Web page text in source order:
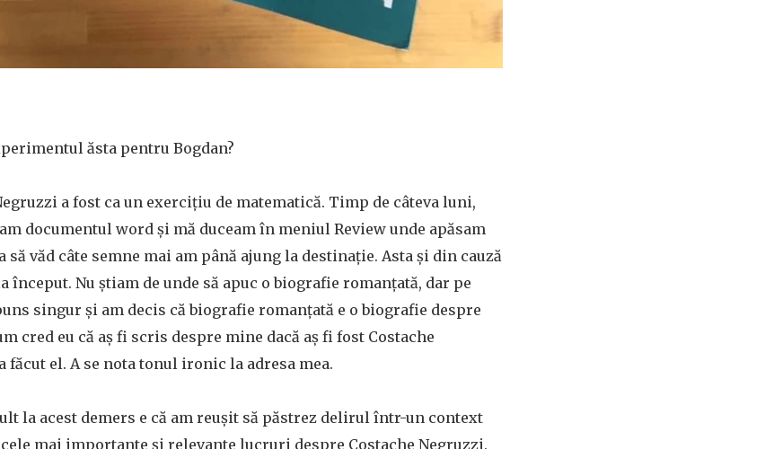
ăsta pentru Bogdan?
a fost ca un exercițiu de matematică. Timp de câteva luni,
documentul word și mă duceam în meniul Review unde apăsam
să văd câte semne mai am până ajung la destinație. Asta și din cauză
început. Nu știam de unde să apuc o biografie romanțată, dar pe
singur și am decis că biografie romanțată e o biografie despre
cred eu că aș fi scris despre mine dacă aș fi fost Costache
făcut el. A se nota tonul ironic la adresa mea.
la acest demers e că am reușit să păstrez delirul într-un context
mai importante și relevante lucruri despre Costache Negruzzi.